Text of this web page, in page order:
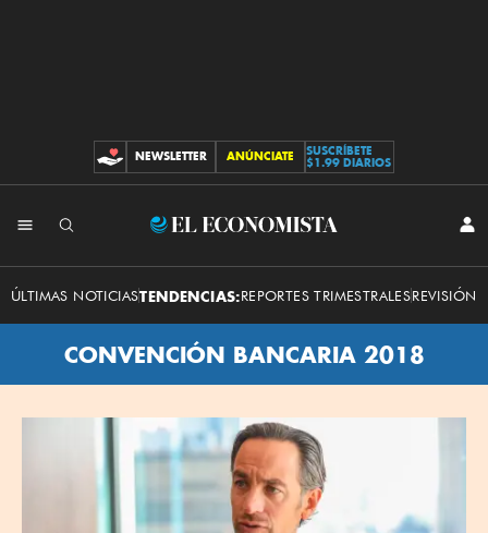
CONTRIBUCIONES
NEWSLETTER ANÚNCIATE
SUSCRÍBETE
$1.99 DIARIOS
El
Economista
ÚLTIMAS NOTICIASTENDENCIAS:REPORTES TRIMESTRALESREVISIÓN
CONVENCIÓN BANCARIA 2018